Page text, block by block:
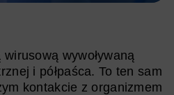
wywoływaną
i półpaśca. To ten sam
kontakcie z organizmem